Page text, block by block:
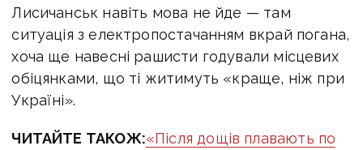
Лисичанськ навіть мова не йде — там
ситуація з електропостачанням вкрай погана,
хоча ще навесні рашисти годували місцевих
обіцянками, що ті житимуть «краще, ніж при
Україні».
ЧИТАЙТЕ ТАКОЖ:«Після дощів плавають по